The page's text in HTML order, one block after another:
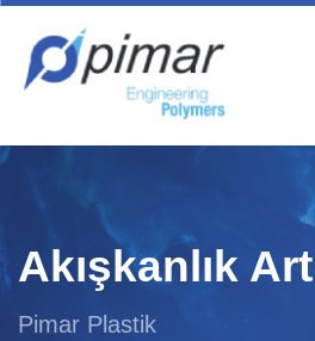
Akışkanlık
Pimar Plastik